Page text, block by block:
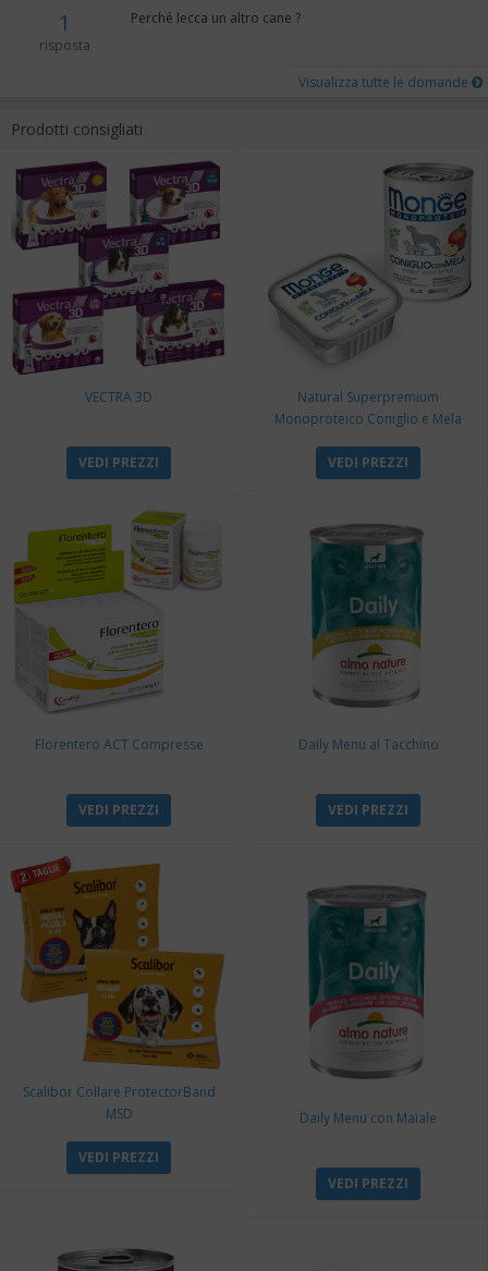
1
risposta
Perché lecca un altro cane ?
Visualizza tutte le domande
Prodotti consigliati
VECTRA 3D
VEDI PREZZI
Natural Superpremium
Monoproteico Coniglio e Mela
VEDI PREZZI
Florentero ACT Compresse
VEDI PREZZI
Daily Menu al Tacchino
VEDI PREZZI
Scalibor Collare ProtectorBand
MSD
VEDI PREZZI
Daily Menu con Maiale
VEDI PREZZI